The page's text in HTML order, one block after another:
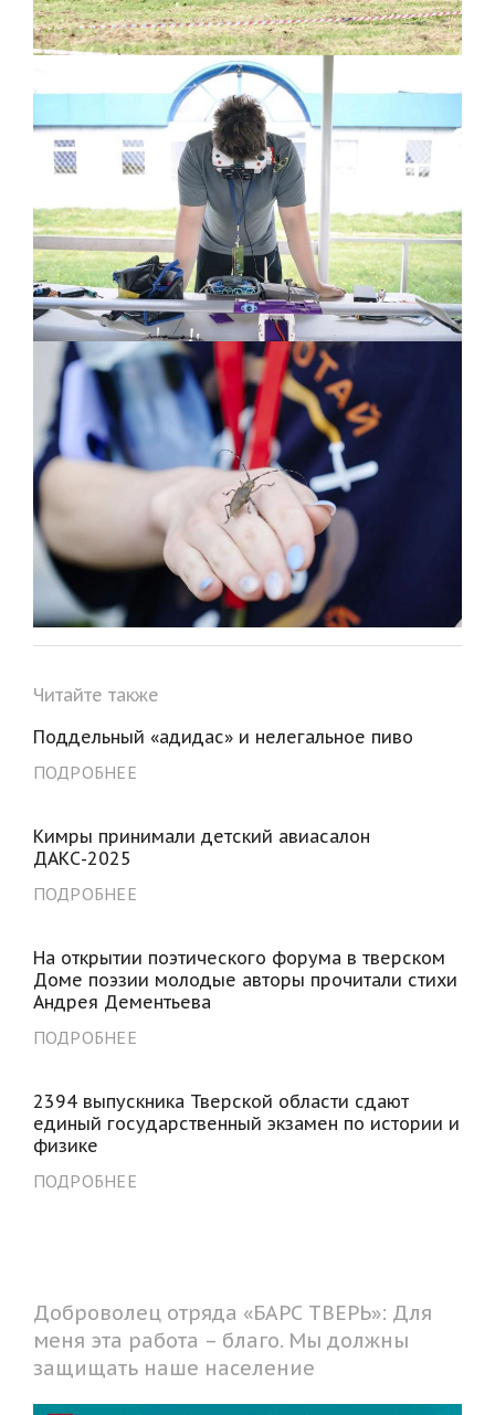
Читайте также
Поддельный «адидас» и нелегальное пиво
ПОДРОБНЕЕ
Кимры принимали детский авиасалон
ДАКС-2025
ПОДРОБНЕЕ
На открытии поэтического форума в тверском
Доме поэзии молодые авторы прочитали стихи
Андрея Дементьева
ПОДРОБНЕЕ
2394 выпускника Тверской области сдают
единый государственный экзамен по истории и
физике
ПОДРОБНЕЕ
Доброволец отряда «БАРС ТВЕРЬ»: Для
меня эта работа – благо. Мы должны
защищать наше население